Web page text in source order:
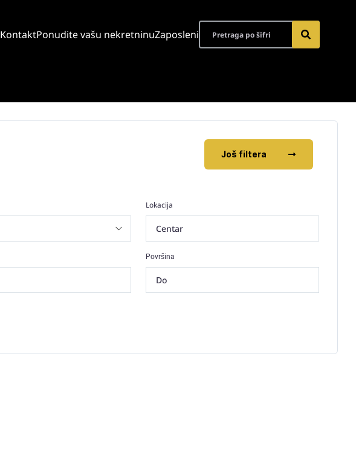
KontaktPonudite vašu nekretninuZaposleni
Još filtera
Lokacija
Centar
Površina